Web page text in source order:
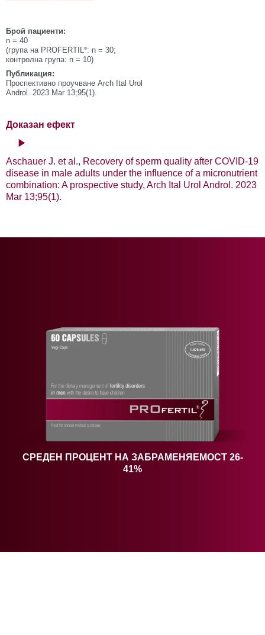
Брой пациенти:
n = 40
(група на PROFERTIL®: n = 30;
контролна група: n = 10)
Публикация:
Проспективно проучване Arch Ital Urol
Androl. 2023 Mar 13;95(1).
Доказан ефект
Aschauer J. et al., Recovery of sperm quality after COVID-19
disease in male adults under the influence of a micronutrient
combination: A prospective study, Arch Ital Urol Androl. 2023
Mar 13;95(1).
СРЕДЕН ПРОЦЕНТ НА ЗАБРАМЕНЯЕМОСТ 26-
41%